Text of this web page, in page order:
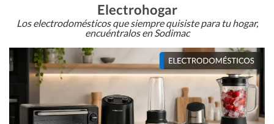
Electrohogar
Los electrodomésticos que siempre quisiste para tu hogar,
encuéntralos en Sodimac